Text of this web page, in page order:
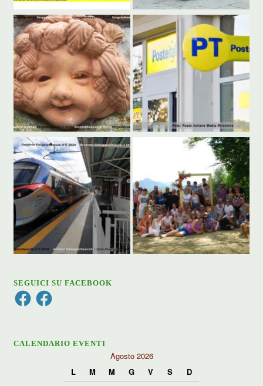
SEGUICI SU FACEBOOK
FacebookFacebook
CALENDARIO EVENTI
Agosto 2026
L
M M G V S
D